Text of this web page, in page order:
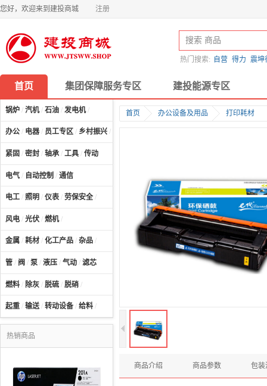
您好，欢迎来到建投商城 注册
热门搜索: 自营 得力 震坤
首页 集团保障服务专区 建投能源专区
锅炉 / 汽机/ 石油 / 发电机/
办公 / 电器 / 员工专区 / 乡村振兴 /
紧固 / 密封 / 轴承 / 工具 / 传动
电气 / 自动控制 / 通信
电工 / 照明 / 仪表 / 劳保安全 /
风电 / 光伏 / 燃机/
金属 / 耗材 / 化工产品 / 杂品 /
管 / 阀 / 泵 / 液压 / 气动 / 滤芯
燃料 / 除灰 / 脱硫 / 脱硝 /
起重 / 输送/ 转动设备 / 给料 /
热销商品
首页 办公设备及用品 打印耗材
商品介绍 商品参数 包装